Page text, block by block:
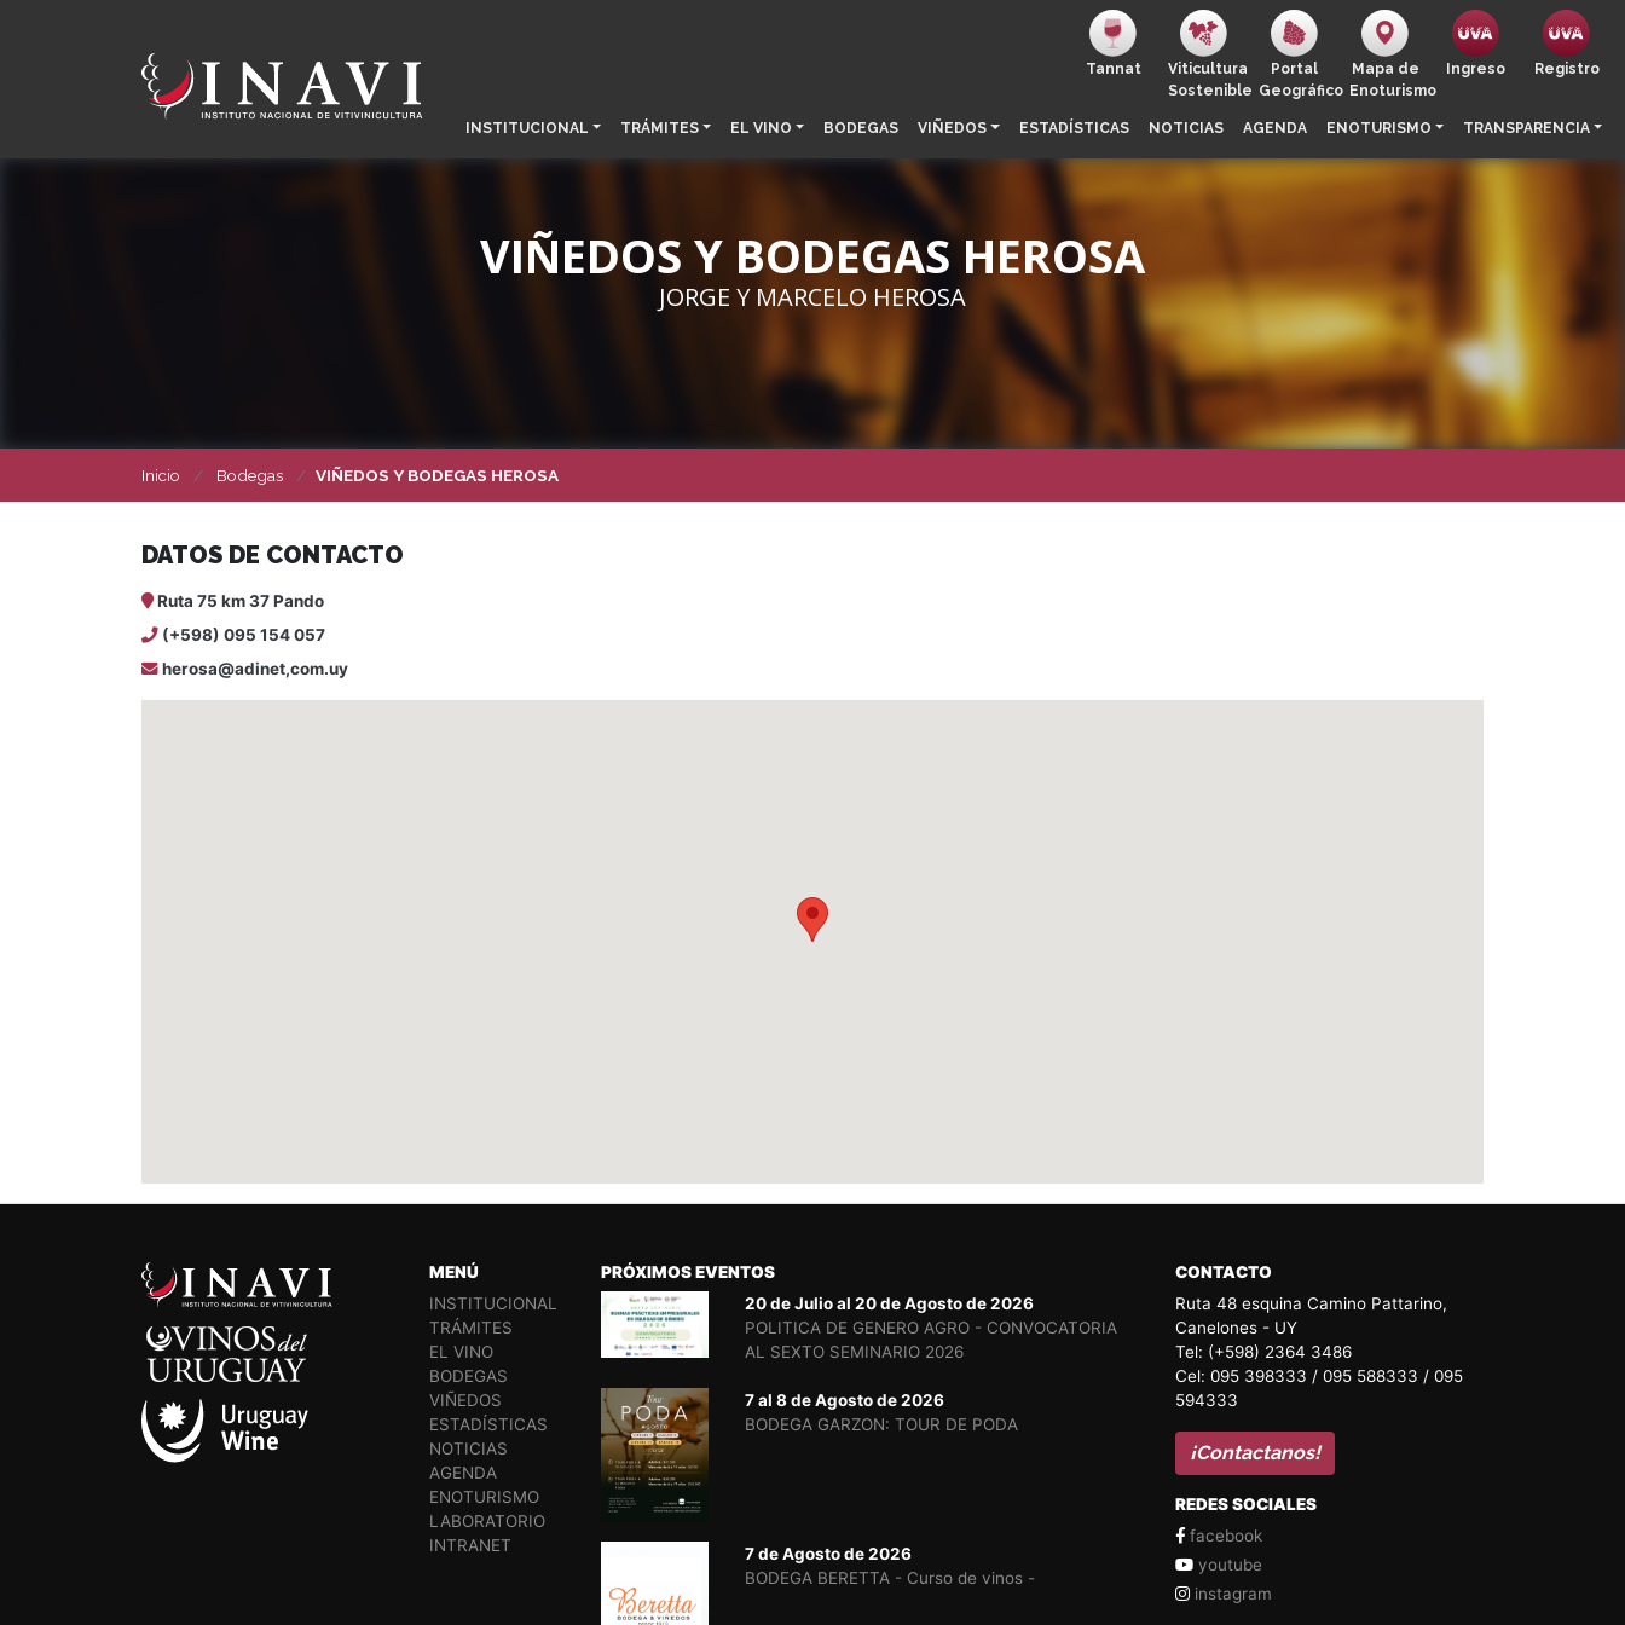
Tannat
Viticultura
Sostenible
Portal
Geográfico
Mapa de
Enoturismo
Ingreso Registro
INSTITUCIONAL TRÁMITES EL VINO BODEGAS VIÑEDOS ESTADÍSTICAS NOTICIAS AGENDA ENOTURISMO TRANSPARENCIA
VIÑEDOS Y BODEGAS HEROSA
JORGE Y MARCELO HEROSA
Inicio Bodegas VIÑEDOS Y BODEGAS HEROSA
DATOS DE CONTACTO
Ruta 75 km 37 Pando
(+598) 095 154 057
herosa@adinet,com.uy
MENÚ
INSTITUCIONAL
TRÁMITES
EL VINO
BODEGAS
VIÑEDOS
ESTADÍSTICAS
NOTICIAS
AGENDA
ENOTURISMO
LABORATORIO
INTRANET
PRÓXIMOS EVENTOS
20 de Julio al 20 de Agosto de 2026
POLITICA DE GENERO AGRO - CONVOCATORIA
AL SEXTO SEMINARIO 2026
7 al 8 de Agosto de 2026
BODEGA GARZON: TOUR DE PODA
7 de Agosto de 2026
BODEGA BERETTA - Curso de vinos -
CONTACTO
Ruta 48 esquina Camino Pattarino,
Canelones - UY
Tel: (+598) 2364 3486
Cel: 095 398333 / 095 588333 / 095
594333
¡Contactanos!
REDES SOCIALES
facebook
youtube
instagram